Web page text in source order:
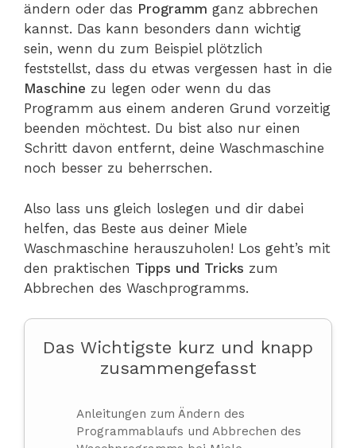
ändern oder das Programm ganz abbrechen
kannst. Das kann besonders dann wichtig
sein, wenn du zum Beispiel plötzlich
feststellst, dass du etwas vergessen hast in die
Maschine zu legen oder wenn du das
Programm aus einem anderen Grund vorzeitig
beenden möchtest. Du bist also nur einen
Schritt davon entfernt, deine Waschmaschine
noch besser zu beherrschen.
Also lass uns gleich loslegen und dir dabei
helfen, das Beste aus deiner Miele
Waschmaschine herauszuholen! Los geht’s mit
den praktischen Tipps und Tricks zum
Abbrechen des Waschprogramms.
Das Wichtigste kurz und knapp
zusammengefasst
Anleitungen zum Ändern des
Programmablaufs und Abbrechen des